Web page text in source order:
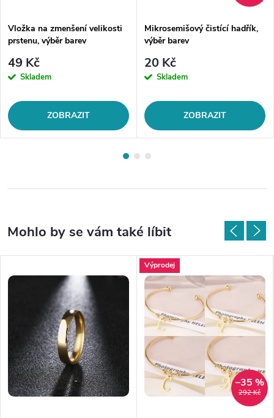
Vložka na zmenšení velikosti
prstenu, výběr barev
49 Kč
Skladem
ZOBRAZIT
Mikrosemišový čistící hadřík,
výběr barev
20 Kč
Skladem
ZOBRAZIT
Výprodej
292 Kč
–35 %